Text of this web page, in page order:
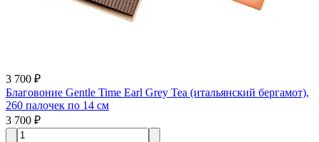
3 700 ₽
Благовоние Gentle Time Earl Grey Tea (итальянский бергамот),
260 палочек по 14 см
3 700 ₽